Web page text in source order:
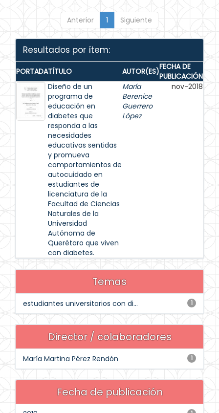
Anterior 1 Siguiente
Resultados por ítem:
PORTADATÍTULO AUTOR(ES)FECHA DE
PUBLICACIÓN
Diseño de un
programa de
educación en
diabetes que
responda a las
necesidades
educativas sentidas
y promueva
comportamientos de
autocuidado en
estudiantes de
licenciatura de la
Facultad de Ciencias
Naturales de la
Universidad
Autónoma de
Querétaro que viven
con diabetes.
María
Berenice
Guerrero
López
nov-2018
Temas
1
estudiantes universitarios con di...
Director / colaboradores
1
María Martina Pérez Rendón
Fecha de publicación